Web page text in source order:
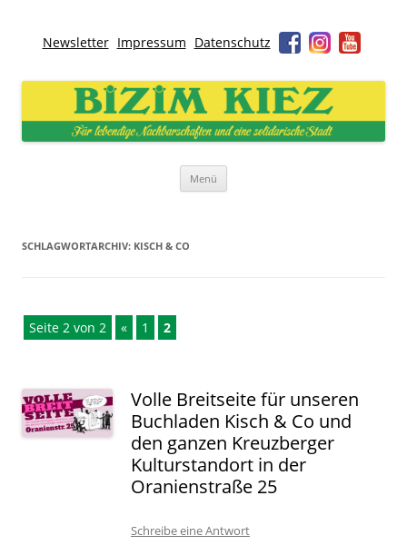
Newsletter Impressum Datenschutz
Bizim Kiez – Unser Kiez
Für lebendige Nachbarschaften und eine solidarische Stadt
Menü
SCHLAGWORTARCHIV: KISCH & CO
Seite 2 von 2 « 1 2
Volle Breitseite für unseren
Buchladen Kisch & Co und
den ganzen Kreuzberger
Kulturstandort in der
Oranienstraße 25
Schreibe eine Antwort